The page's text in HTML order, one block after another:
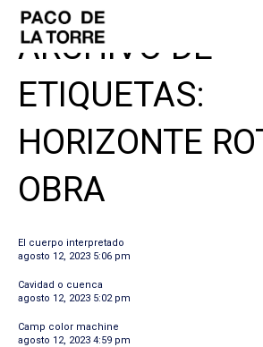
ARCHIVO DE
ETIQUETAS:
HORIZONTE
OBRA
El cuerpo interpretado
agosto 12, 2023 5:06 pm
Cavidad o cuenca
agosto 12, 2023 5:02 pm
Camp color machine
agosto 12, 2023 4:59 pm